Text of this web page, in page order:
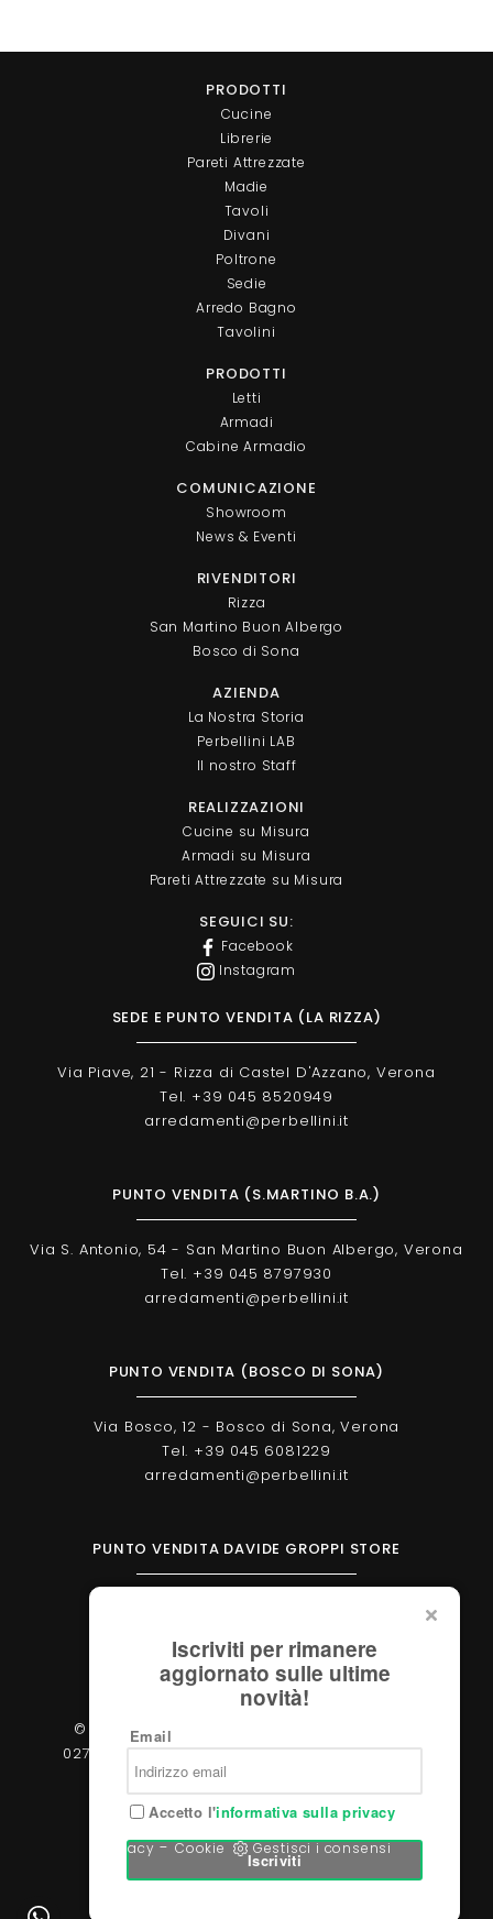
PRODOTTI
Cucine
Librerie
Pareti Attrezzate
Madie
Tavoli
Divani
Poltrone
Sedie
Arredo Bagno
Tavolini
PRODOTTI
Letti
Armadi
Cabine Armadio
COMUNICAZIONE
Showroom
News & Eventi
RIVENDITORI
Rizza
San Martino Buon Albergo
Bosco di Sona
AZIENDA
La Nostra Storia
Perbellini LAB
Il nostro Staff
REALIZZAZIONI
Cucine su Misura
Armadi su Misura
Pareti Attrezzate su Misura
SEGUICI SU:
Facebook
Instagram
SEDE E PUNTO VENDITA (LA RIZZA)
Via Piave, 21 - Rizza di Castel D'Azzano, Verona
Tel. +39 045 8520949
arredamenti@perbellini.it
PUNTO VENDITA (S.MARTINO B.A.)
Via S. Antonio, 54 - San Martino Buon Albergo, Verona
Tel. +39 045 8797930
arredamenti@perbellini.it
PUNTO VENDITA (BOSCO DI SONA)
Via Bosco, 12 - Bosco di Sona, Verona
Tel. +39 045 6081229
arredamenti@perbellini.it
PUNTO VENDITA DAVIDE GROPPI STORE
verona@davidegroppi.store
© 2026 - Perbellini Arredamenti S.r.l. - P.IVA
02783400233 - Via Verdi, 31/A - 37060, Castel
d'Azzano (Verona)
Privacy-Cookie Gestisci i consensi
Iscriviti per rimanere
aggiornato sulle ultime
novità!
Email
Accetto l'informativa sulla privacy
Iscriviti